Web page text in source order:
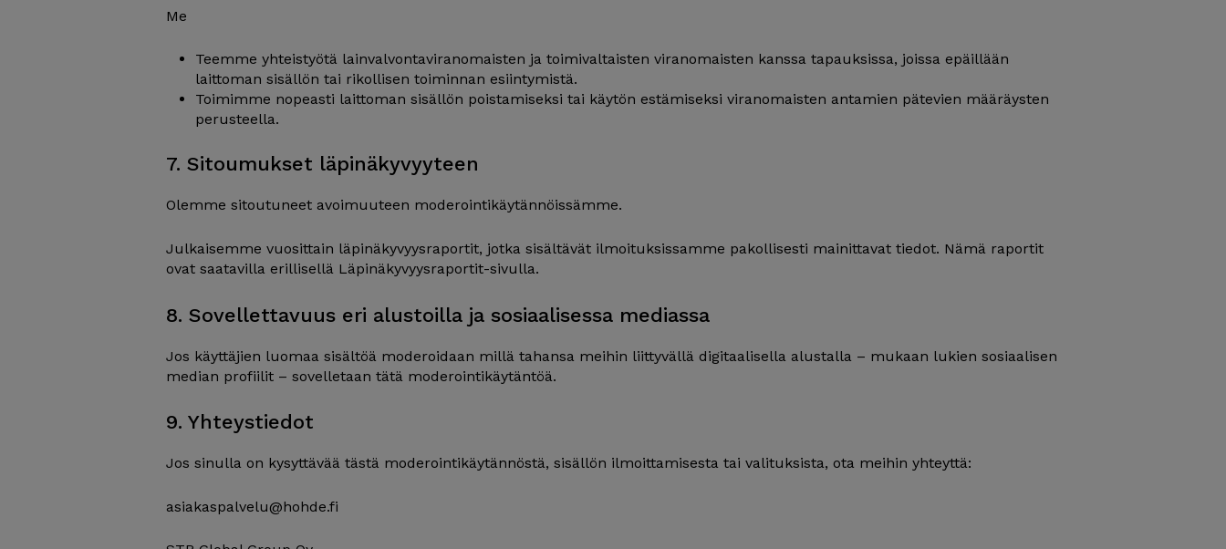
Me
Teemme yhteistyötä lainvalvontaviranomaisten ja toimivaltaisten viranomaisten kanssa tapauksissa, joissa epäillään
laittoman sisällön tai rikollisen toiminnan esiintymistä.
Toimimme nopeasti laittoman sisällön poistamiseksi tai käytön estämiseksi viranomaisten antamien pätevien määräysten
perusteella.
7. Sitoumukset läpinäkyvyyteen
Olemme sitoutuneet avoimuuteen moderointikäytännöissämme.
Julkaisemme vuosittain läpinäkyvyysraportit, jotka sisältävät ilmoituksissamme pakollisesti mainittavat tiedot. Nämä raportit
ovat saatavilla erillisellä Läpinäkyvyysraportit-sivulla.
8. Sovellettavuus eri alustoilla ja sosiaalisessa mediassa
Jos käyttäjien luomaa sisältöä moderoidaan millä tahansa meihin liittyvällä digitaalisella alustalla – mukaan lukien sosiaalisen
median profiilit – sovelletaan tätä moderointikäytäntöä.
9. Yhteystiedot
Jos sinulla on kysyttävää tästä moderointikäytännöstä, sisällön ilmoittamisesta tai valituksista, ota meihin yhteyttä:
asiakaspalvelu@hohde.fi